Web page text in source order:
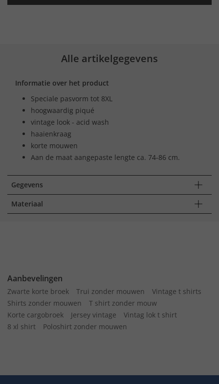
Alle artikelgegevens
Informatie over het product
Speciale pasvorm tot 8XL
hoogwaardig piqué
vintage look - acid wash
haaienkraag
korte mouwen
Aan de maat aangepaste lengte ca. 74-86 cm.
Gegevens
Materiaal
Aanbevelingen
Zwarte korte broek Trui zonder mouwen
Vintage t shirts
Shirts zonder mouwen
T shirt zonder mouw
Korte cargobroek
Jersey vintage
Vintag lok t shirt
8 xl shirt
Poloshirt zonder mouwen